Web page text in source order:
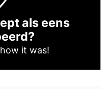
als eens
how it was!